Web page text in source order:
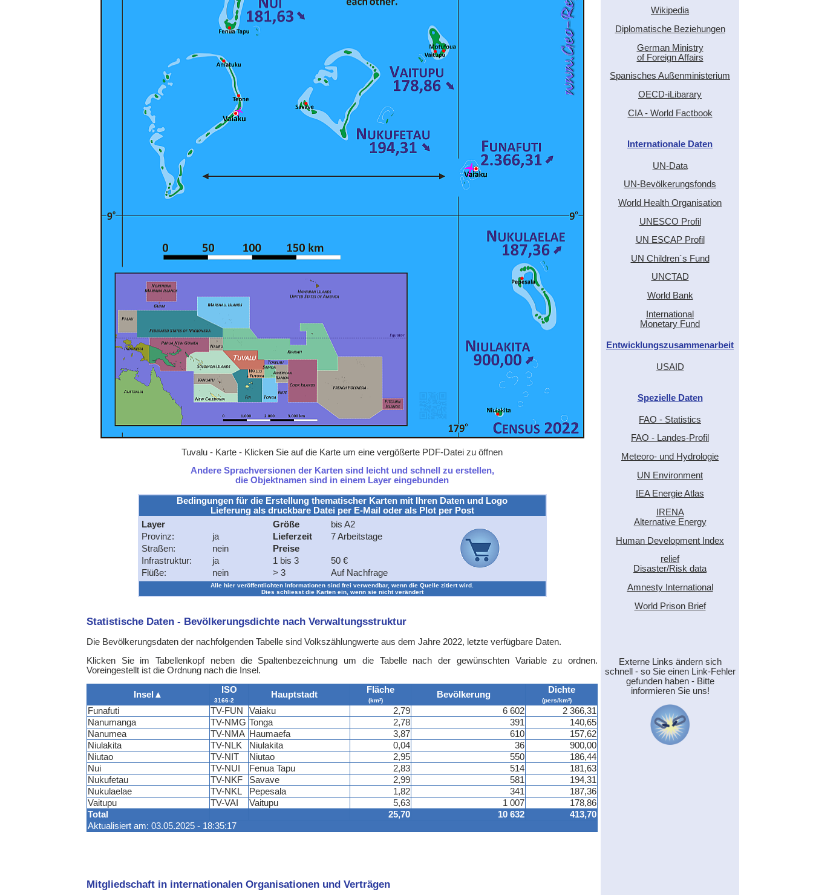
Tuvalu - Karte - Klicken Sie auf die Karte um eine vergößerte PDF-Datei zu öffnen
Andere Sprachversionen der Karten sind leicht und schnell zu erstellen,
die Objektnamen sind in einem Layer eingebunden
Bedingungen für die Erstellung thematischer Karten mit Ihren Daten und Logo
Lieferung als druckbare Datei per E-Mail oder als Plot per Post
Layer
Provinz:
ja
Straßen:
nein
Infrastruktur:
ja
Flüße:
nein
Größe
bis A2
Lieferzeit
7 Arbeitstage
Preise
1 bis 3
50 €
> 3
Auf Nachfrage
Alle hier veröffentlichten Informationen sind frei verwendbar, wenn die Quelle zitiert wird.
Dies schliesst die Karten ein, wenn sie nicht verändert
Statistische Daten - Bevölkerungsdichte nach Verwaltungsstruktur
Die Bevölkerungsdaten der nachfolgenden Tabelle sind Volkszählungwerte aus dem Jahre 2022, letzte verfügbare Daten.
Klicken Sie im Tabellenkopf neben die Spaltenbezeichnung um die Tabelle nach der gewünschten Variable zu ordnen.
Voreingestellt ist die Ordnung nach die Insel.
Insel ▲ ISO
3166-2
Hauptstadt Fläche
(km²)
Bevölkerung Dichte
(pers/km²)
Total 25,70 10 632
413,70
Aktualisiert am: 03.05.2025 - 18:35:17
Funafuti TV-FUN Vaiaku 2,79 6 602
2 366,31
Nanumanga
TV-NMG Tonga 2,78 391
140,65
Nanumea
TV-NMA Haumaefa 3,87 610
157,62
Niulakita
TV-NLK Niulakita 0,04 36
900,00
Niutao
TV-NIT Niutao 2,95 550
186,44
Nui
TV-NUI Fenua Tapu 2,83 514
181,63
Nukufetau
TV-NKF Savave 2,99 581
194,31
Nukulaelae
TV-NKL Pepesala 1,82 341
187,36
Vaitupu
TV-VAI Vaitupu 5,63 1 007 178,86
Mitgliedschaft in internationalen Organisationen und Verträgen
Wikipedia
Diplomatische Beziehungen
German Ministry
of Foreign Affairs
Spanisches Außenministerium
OECD-iLibarary
CIA - World Factbook
Internationale Daten
UN-Data
UN-Bevölkerungsfonds
World Health Organisation
UNESCO Profil
UN ESCAP Profil
UN Children´s Fund
UNCTAD
World Bank
International
Monetary Fund
Entwicklungszusammenarbeit
USAID
Spezielle Daten
FAO - Statistics
FAO - Landes-Profil
Meteoro- und Hydrologie
UN Environment
IEA Energie Atlas
IRENA
Alternative Energy
Human Development Index
relief
Disaster/Risk data
Amnesty International
World Prison Brief
Externe Links ändern sich
schnell - so Sie einen Link-Fehler
gefunden haben - Bitte
informieren Sie uns!